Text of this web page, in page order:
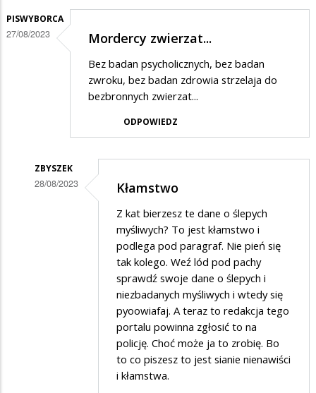
PISWYBORCA
27/08/2023 Mordercy zwierzat...
Bez badan psycholicznych, bez badan
zwroku, bez badan zdrowia strzelaja do
bezbronnych zwierzat...
ODPOWIEDZ
ZBYSZEK
28/08/2023 Kłamstwo
Z kat bierzesz te dane o ślepych
myśliwych? To jest kłamstwo i
podlega pod paragraf. Nie pień się
tak kolego. Weź lód pod pachy
sprawdź swoje dane o ślepych i
niezbadanych myśliwych i wtedy się
pyoowiafaj. A teraz to redakcja tego
portalu powinna zgłosić to na
policję. Choć może ja to zrobię. Bo
to co piszesz to jest sianie nienawiści
i kłamstwa.